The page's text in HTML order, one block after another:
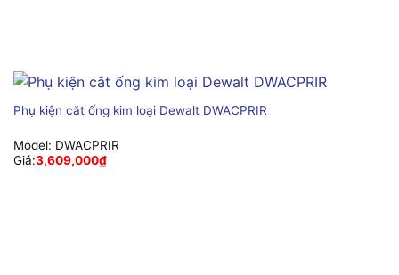
Phụ kiện cắt ống kim loại Dewalt DWACPRIR
Model: DWACPRIR
Giá:3,609,000₫